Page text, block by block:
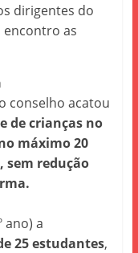
dirigentes do
encontro as
conselho acatou
de crianças no
máximo 20
sem redução
ano) a
25 estudantes,